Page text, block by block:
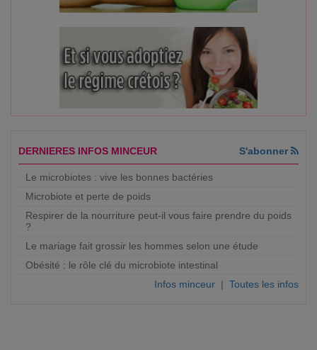
DERNIERES INFOS MINCEUR S'abonner
Le microbiotes : vive les bonnes bactéries
Microbiote et perte de poids
Respirer de la nourriture peut-il vous faire prendre du poids
?
Le mariage fait grossir les hommes selon une étude
Obésité : le rôle clé du microbiote intestinal
Infos minceur | Toutes les infos